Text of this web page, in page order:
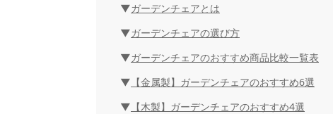
ガーデンチェアとは
ガーデンチェアの選び方
ガーデンチェアのおすすめ商品比較一覧表
【金属製】ガーデンチェアのおすすめ6選
【木製】ガーデンチェアのおすすめ4選